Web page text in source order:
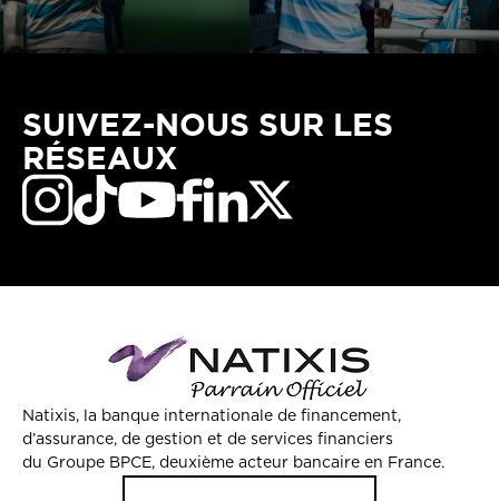
SUIVEZ-NOUS SUR LES
RÉSEAUX
Natixis, la banque internationale de financement,
d’assurance, de gestion et de services financiers
du Groupe BPCE, deuxième acteur bancaire en France.